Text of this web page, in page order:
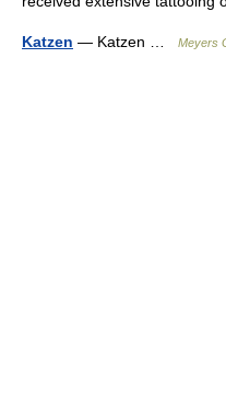
Katzen — Katzen … Meyers